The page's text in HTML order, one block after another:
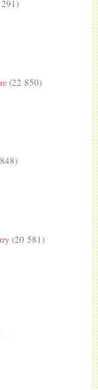
(22 850)
(20 581)